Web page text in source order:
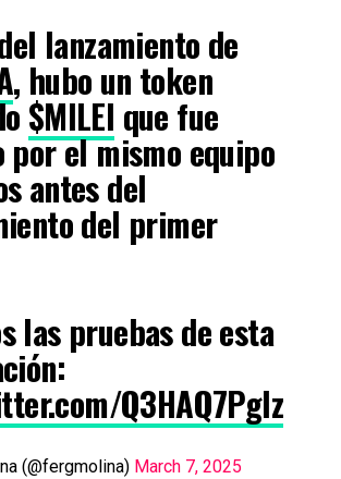
lanzamiento de
, hubo un token
$MILEI que fue
por el mismo equipo
antes del
del primer
las pruebas de esta
Q3HAQ7Pglz
(@fergmolina) March 7, 2025